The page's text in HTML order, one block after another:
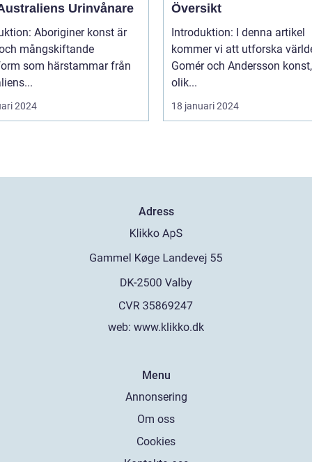
Urinvånare
Aboriginer konst är
mångskiftande
som härstammar från
2024
Översikt
Introduktion: I denna artikel
kommer vi att utforska
Gomér och Andersson
olik...
18 januari 2024
Adress
web: www.klikko.dk
Menu
Annonsering
Om oss
Cookies